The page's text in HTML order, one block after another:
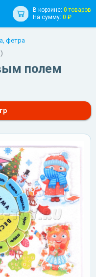
В корзине: 0 товаров
На сумму: 0 ₽
фетра
полем